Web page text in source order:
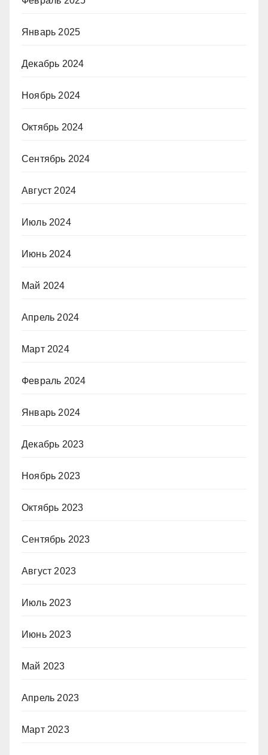
Январь 2025
Декабрь 2024
Ноябрь 2024
Октябрь 2024
Сентябрь 2024
Август 2024
Июль 2024
Июнь 2024
Май 2024
Апрель 2024
Март 2024
Февраль 2024
Январь 2024
Декабрь 2023
Ноябрь 2023
Октябрь 2023
Сентябрь 2023
Август 2023
Июль 2023
Июнь 2023
Май 2023
Апрель 2023
Март 2023